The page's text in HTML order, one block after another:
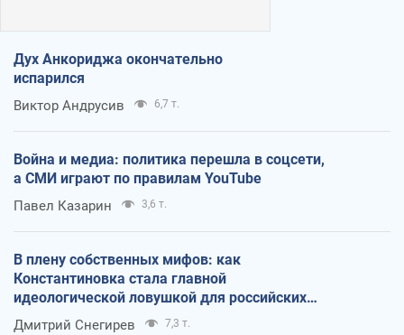
Дух Анкориджа окончательно
испарился
Виктор Андрусив 6,7 т.
Война и медиа: политика перешла в соцсети,
а СМИ играют по правилам YouTube
Павел Казарин 3,6 т.
В плену собственных мифов: как
Константиновка стала главной
идеологической ловушкой для российских
оккупантов
Дмитрий Снегирев 7,3 т.